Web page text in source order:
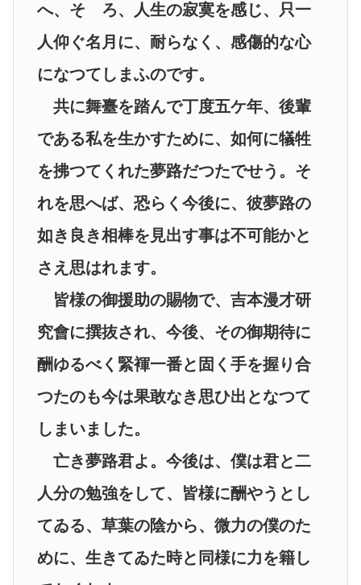
へ、そゞろ、人生の寂寞を感じ、只一
人仰ぐ名月に、耐らなく、感傷的な心
になつてしまふのです。
共に舞臺を踏んで丁度五ケ年、後輩
である私を生かすために、如何に犠牲
を拂つてくれた夢路だつたでせう。そ
れを思へば、恐らく今後に、彼夢路の
如き良き相棒を見出す事は不可能かと
さえ思はれます。
皆様の御援助の賜物で、吉本漫才研
究會に撰抜され、今後、その御期待に
酬ゆるべく緊褌一番と固く手を握り合
つたのも今は果敢なき思ひ出となつて
しまいました。
亡き夢路君よ。今後は、僕は君と二
人分の勉強をして、皆様に酬やうとし
てゐる、草葉の陰から、微力の僕のた
めに、生きてゐた時と同様に力を籍し